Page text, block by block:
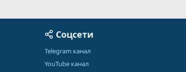
Соцсети
Telegram канал
YouTube канал